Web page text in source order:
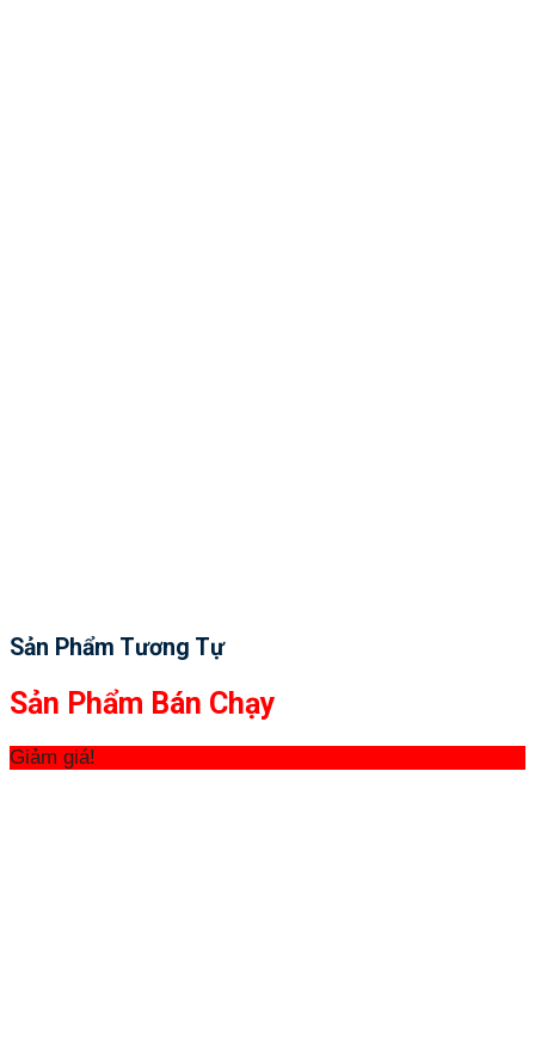
Sản Phẩm Tương Tự
Sản Phẩm Bán Chạy
Giảm giá!